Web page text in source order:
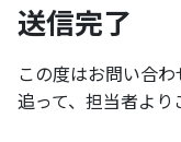
企業向けサービス
みずほIRの強み
投資家向けサービス
投資家向けサー
FP・金融教育サービ
送信完了
この度はお問い合わ
追って、担当者より